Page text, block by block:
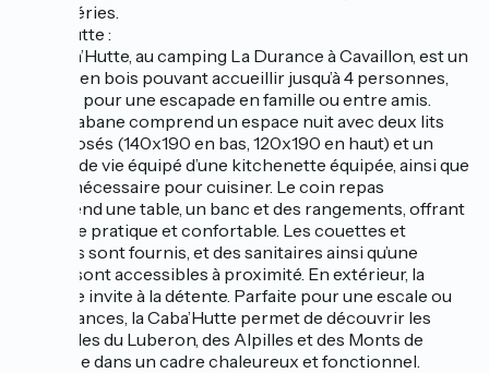
intempéries.
Caba’hutte :
La Caba’Hutte, au camping La Durance à Cavaillon, est un
cabane en bois pouvant accueillir jusqu’à 4 personnes,
parfaite pour une escapade en famille ou entre amis.
Cette cabane comprend un espace nuit avec deux lits
superposés (140x190 en bas, 120x190 en haut) et un
espace de vie équipé d’une kitchenette équipée, ainsi que
tout le nécessaire pour cuisiner. Le coin repas
comprend une table, un banc et des rangements, offrant
un cadre pratique et confortable. Les couettes et
oreillers sont fournis, et des sanitaires ainsi qu’une
laverie sont accessibles à proximité. En extérieur, la
terrasse invite à la détente. Parfaite pour une escale ou
des vacances, la Caba’Hutte permet de découvrir les
merveilles du Luberon, des Alpilles et des Monts de
Vaucluse dans un cadre chaleureux et fonctionnel.